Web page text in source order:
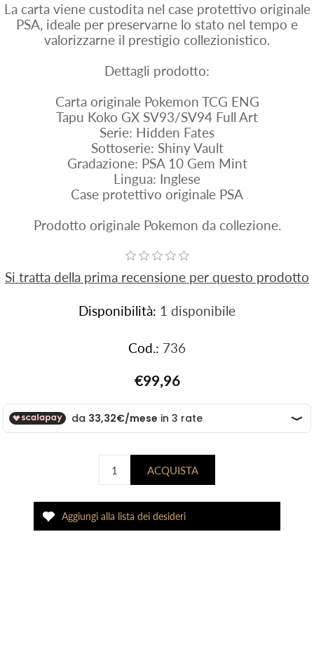
La carta viene custodita nel case protettivo originale
PSA, ideale per preservarne lo stato nel tempo e
valorizzarne il prestigio collezionistico.
Dettagli prodotto:
Carta originale Pokemon TCG ENG
Tapu Koko GX SV93/SV94 Full Art
Serie: Hidden Fates
Sottoserie: Shiny Vault
Gradazione: PSA 10 Gem Mint
Lingua: Inglese
Case protettivo originale PSA
Prodotto originale Pokemon da collezione.
Si tratta della prima recensione per questo prodotto
Disponibilità: 1 disponibile
Cod.: 736
€99,96